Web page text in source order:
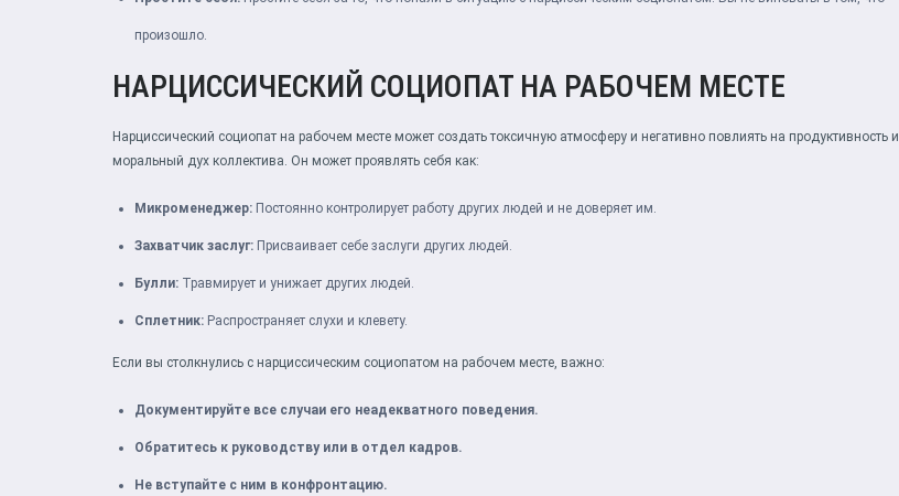
произошло.
НАРЦИССИЧЕСКИЙ СОЦИОПАТ НА РАБОЧЕМ МЕСТЕ
Нарциссический социопат на рабочем месте может создать токсичную атмосферу и негативно повлиять на продуктивность и
моральный дух коллектива. Он может проявлять себя как:
Микроменеджер: Постоянно контролирует работу других людей и не доверяет им.
Захватчик заслуг: Присваивает себе заслуги других людей.
Булли: Травмирует и унижает других людей.
Сплетник: Распространяет слухи и клевету.
Если вы столкнулись с нарциссическим социопатом на рабочем месте, важно:
Документируйте все случаи его неадекватного поведения.
Обратитесь к руководству или в отдел кадров.
Не вступайте с ним в конфронтацию.